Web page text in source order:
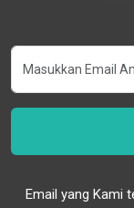
Email yang Kami